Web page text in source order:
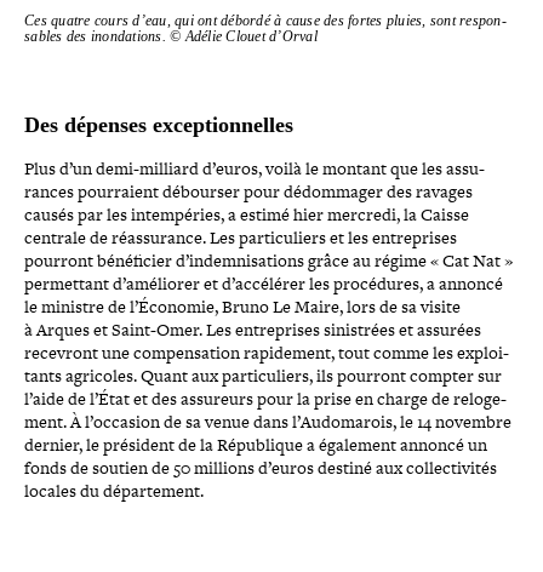
Ces quatre cours d’eau, qui ont débordé à cause des fortes pluies, sont res­pon­
sables des inon­da­tions. © Adélie Clouet d’Orval
Des dépenses exceptionnelles
Plus d’un demi-​milliard d’euros, voilà le montant que les assu­
rances pour­raient débourser pour dédom­ma­ger des ravages
causés par les intem­pé­ries, a estimé hier mercredi, la Caisse
centrale de réas­su­rance. Les par­ti­cu­liers et les entre­prises
pourront béné­fi­cier d’indemnisations grâce au régime « Cat Nat »
per­met­tant d’améliorer et d’accélérer les pro­cé­dures, a annoncé
le ministre de l’Économie, Bruno Le Maire, lors de sa visite
à Arques et Saint-​Omer. Les entre­prises sinis­trées et assurées
recevront une com­pen­sa­tion rapi­de­ment, tout comme les exploi­
tants agricoles. Quant aux par­ti­cu­liers, ils pourront compter sur
l’aide de l’État et des assureurs pour la prise en charge de relo­ge­
ment. À l’occasion de sa venue dans l’Audomarois, le 14 novembre
dernier, le président de la République a également annoncé un
fonds de soutien de 50 millions d’euros destiné aux col­lec­ti­vi­tés
locales du département.